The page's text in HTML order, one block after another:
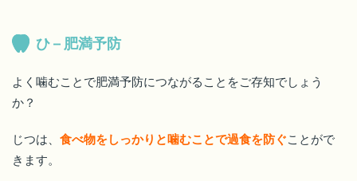
ひ – 肥満予防
よく噛むことで肥満予防につながることをご存知でしょう
か？
じつは、 食べ物をしっかりと噛むことで過食を防ぐことがで
きます。